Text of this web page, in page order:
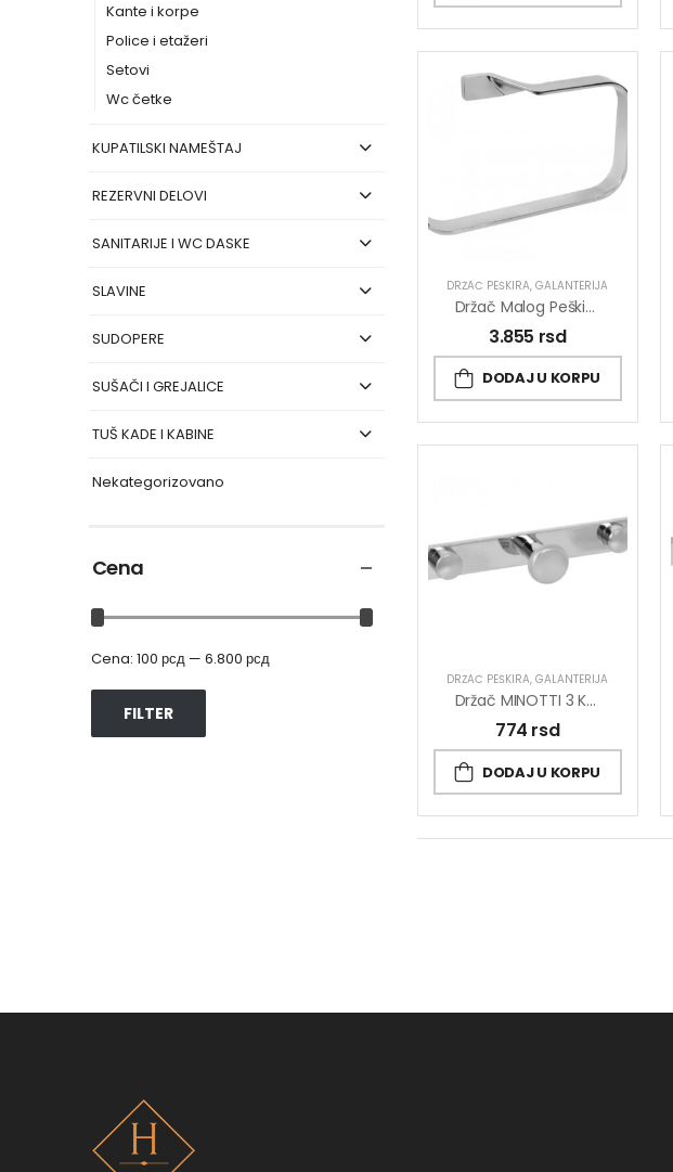
Kante i korpe
Police i etažeri
Setovi
Wc četke
KUPATILSKI NAMEŠTAJ
REZERVNI DELOVI
SANITARIJE I WC DASKE
SLAVINE
SUDOPERE
SUŠAČI I GREJALICE
TUŠ KADE I KABINE
Nekategorizovano
Cena
FILTER
Cena: 100 рсд — 6.800 рсд
DRŽAČ PEŠKIRA,GALANTERIJA
Držač Malog Peškira COPEN LINEA
3.855 rsd
DODAJ U KORPU
DRŽAČ PEŠKIRA,GALANTERIJA
Držač MINOTTI 3 Kuke Fiksni
774 rsd
DODAJ U KORPU